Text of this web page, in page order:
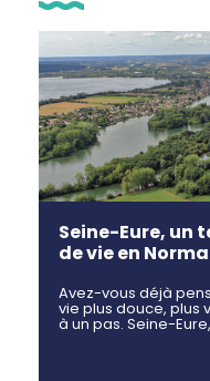
Seine-Eure,
de vie en
Avez-vous déjà
vie plus douce, plus
à un pas. Seine-